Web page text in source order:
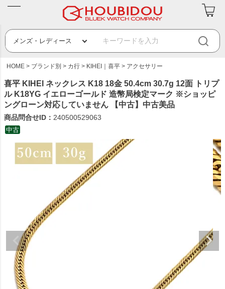
HOME ブランド別 カ行 KIHEI｜喜平 アクセサリー
喜平 KIHEI ネックレス K18 18金 50.4cm 30.7g 12面 トリプ
ル K18YG イエローゴールド 造幣局検定マーク ※ショッピ
ングローン対応していません 【中古】中古美品
商品問合せID： 240500529063
中古